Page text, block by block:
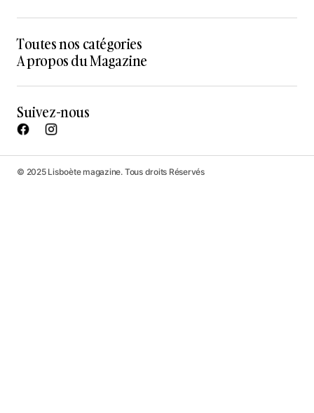
Toutes nos catégories
A propos du Magazine
Suivez-nous
© 2025 Lisboète magazine. Tous droits Réservés